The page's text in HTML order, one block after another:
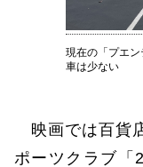
現在の「プエ
車は少ない
映画では百貨
ポーツクラブ「